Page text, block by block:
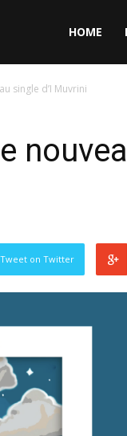
HOME
single d’I Muvrini
Tweet on Twitter